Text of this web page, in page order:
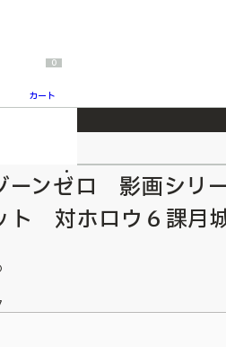
2026/7/23
0
カート
ーンゼロ 影画シリ
ト 対ホロウ６課月